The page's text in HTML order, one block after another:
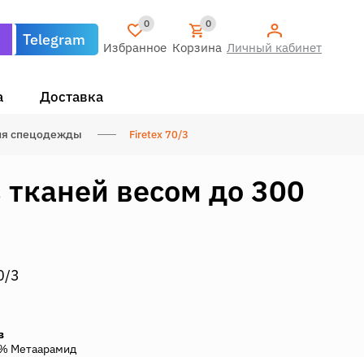
Telegram
0
Избранное
0
Корзина Личный кабинет
Доставка
спецодежды Firetex 70/3
весом до 300
3
Метаарамид